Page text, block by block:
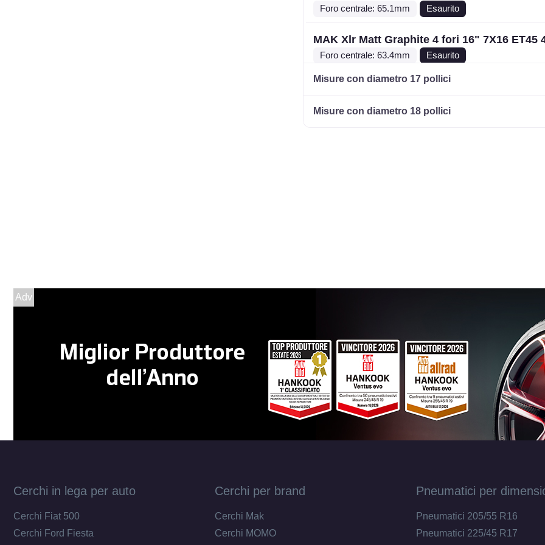
Foro centrale: 65.1mm Esaurito
MAK Xlr Matt Graphite 4 fori 16" 7X16 ET45
Foro centrale: 63.4mm Esaurito
MAK Xlr Matt Graphite 4 fori 16" 7X16 ET34
Foro centrale: 58.1mm Esaurito
MAK Xlr Matt Silver 4 fori 16" 7X16 ET40
MAK Xlr Matt Silver 4 fori 16" 7X16 ET23
Foro centrale: 65.1mm Esaurito
MAK Xlr Matt Silver 4 fori 16" 7X16 ET45
Esaurito
Misure con diametro 17 pollici
Misure con diametro 18 pollici
Adv
Cerchi in lega per auto
Cerchi Fiat 500
Cerchi Ford Fiesta
Cerchi per brand
Cerchi Mak
Cerchi MOMO
Pneumatici per
Pneumatici 205/55 R16
Pneumatici 225/45 R17